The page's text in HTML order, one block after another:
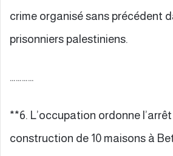
crime organisé sans précédent
prisonniers palestiniens.
…………
**6. L’occupation ordonne
construction de 10 maisons à